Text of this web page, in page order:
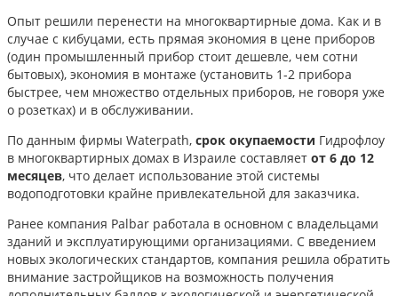
Опыт решили перенести на многоквартирные дома. Как и в
случае с кибуцами, есть прямая экономия в цене приборов
(один промышленный прибор стоит дешевле, чем сотни
бытовых), экономия в монтаже (установить 1-2 прибора
быстрее, чем множество отдельных приборов, не говоря уже
о розетках) и в обслуживании.
По данным фирмы Waterpath, срок окупаемости Гидрофлоу
в многоквартирных домах в Израиле составляет от 6 до 12
месяцев, что делает использование этой системы
водоподготовки крайне привлекательной для заказчика.
Ранее компания Palbar работала в основном с владельцами
зданий и эксплуатирующими организациями. С введением
новых экологических стандартов, компания решила обратить
внимание застройщиков на возможность получения